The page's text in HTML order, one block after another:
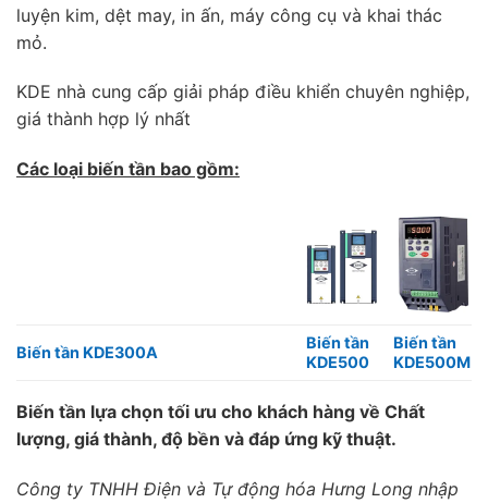
luyện kim, dệt may, in ấn, máy công cụ và khai thác
mỏ.
KDE nhà cung cấp giải pháp điều khiển chuyên nghiệp,
giá thành hợp lý nhất
Các loại biến tần bao gồm:
Biến tần KDE300A
Biến tần
KDE500
Biến tần
KDE500M
Biến tần lựa chọn tối ưu cho khách hàng về Chất
lượng, giá thành, độ bền và đáp ứng kỹ thuật.
Công ty TNHH Điện và Tự động hóa Hưng Long nhập